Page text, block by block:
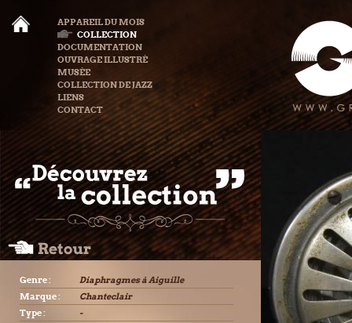
APPAREIL DU MOIS
COLLECTION
DOCUMENTATION
OUVRAGE ILLUSTRÉ
MUSÉE
COLLECTION DE JAZZ
LIENS
CONTACT
Genre :
Diaphragmes à Aiguille
Marque :
Chanteclair
Type :
-